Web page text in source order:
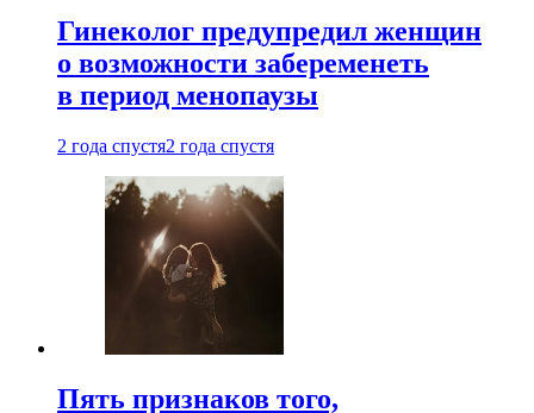
Гинеколог предупредил женщин
о возможности забеременеть
в период менопаузы
2 года спустя2 года спустя
Пять признаков того,